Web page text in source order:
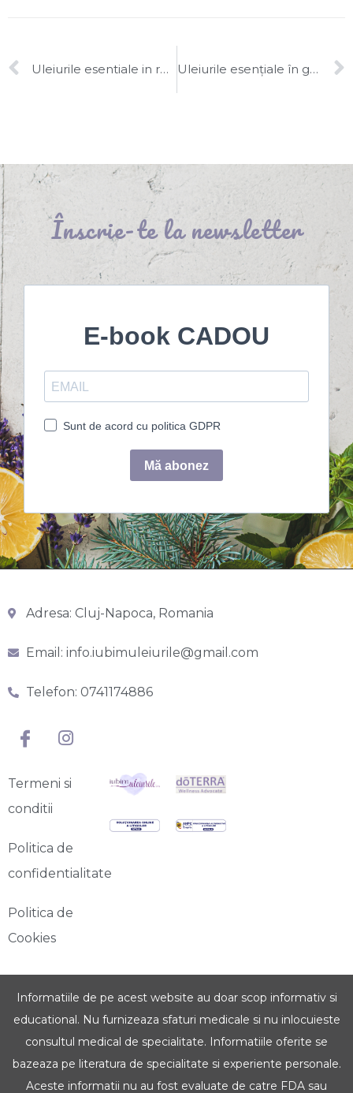
Uleiurile esentiale in rutina noastra zilnica Uleiurile esențiale în grădină
Înscrie-te la newsletter
Adresa: Cluj-Napoca, Romania
Email: info.iubimuleiurile@gmail.com
Telefon: 0741174886
Termeni si
conditii
Politica de
confidentialitate
Politica de
Cookies
Informatiile de pe acest website au doar scop informativ si
educational. Nu furnizeaza sfaturi medicale si nu inlocuieste
consultul medical de specialitate. Informatiile oferite se
bazeaza pe literatura de specialitate si experiente personale.
Aceste informatii nu au fost evaluate de catre FDA sau